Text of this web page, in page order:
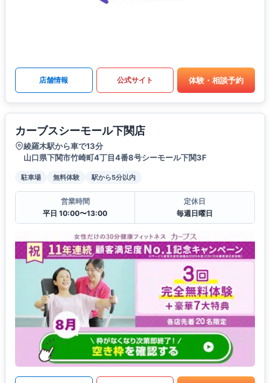
店舗情報 公式サイト 体験・相談予約
カーブスシーモール下関店
綾羅木駅から車で13分
山口県下関市竹崎町4丁目4番8号シーモール下関3F
駐車場 無料体験 駅から5分以内
営業時間
平日 10:00〜13:00
定休日
毎週日曜日